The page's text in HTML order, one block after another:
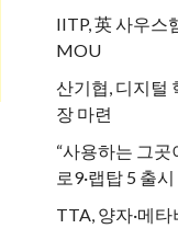
IITP, 英 사우스
MOU
산기협, 디지털
장 마련
“사용하는 그곳
로9·랩탑 5 출시
TTA, 양자·메